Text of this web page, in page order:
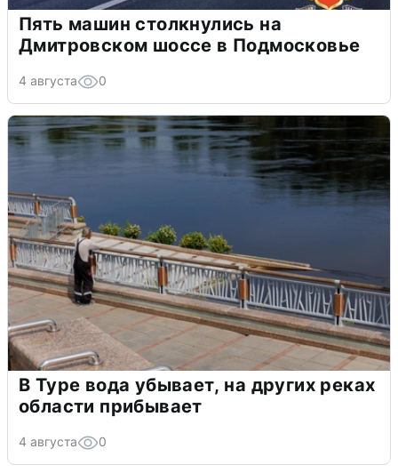
Пять машин столкнулись на
Дмитровском шоссе в Подмосковье
4 августа 0
В Туре вода убывает, на других реках
области прибывает
4 августа 0